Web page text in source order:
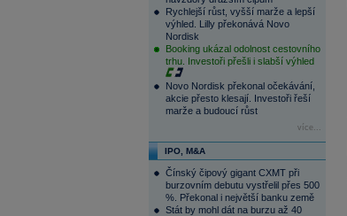
Rychlejší růst, vyšší marže a lepší
výhled. Lilly překonává Novo
Nordisk
Booking ukázal odolnost cestovního
trhu. Investoři přešli i slabší výhled
Novo Nordisk překonal očekávání,
akcie přesto klesají. Investoři řeší
marže a budoucí růst
více...
IPO, M&A
Čínský čipový gigant CXMT při
burzovním debutu vystřelil přes 500
%. Překonal i největší banku země
Stát by mohl dát na burzu až 40